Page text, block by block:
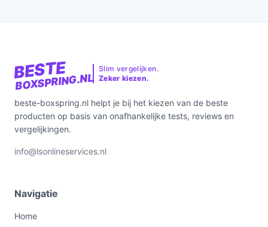
BESTE
BOXSPRING.NL
Slim vergelijken.
Zeker kiezen.
beste-boxspring.nl helpt je bij het kiezen van de beste
producten op basis van onafhankelijke tests, reviews en
vergelijkingen.
info@lsonlineservices.nl
Navigatie
Home